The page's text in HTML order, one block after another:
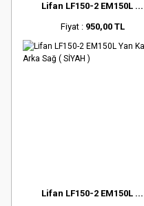
Lifan LF150-2 EM150L ...
Fiyat : 950,00 TL
Lifan LF150-2 EM150L ...